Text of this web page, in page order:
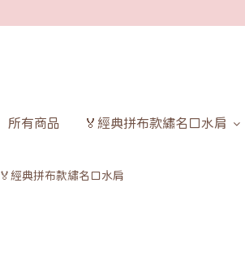
所有商品 🏅經典拼布款繡名口水肩
🏅經典拼布款繡名口水肩